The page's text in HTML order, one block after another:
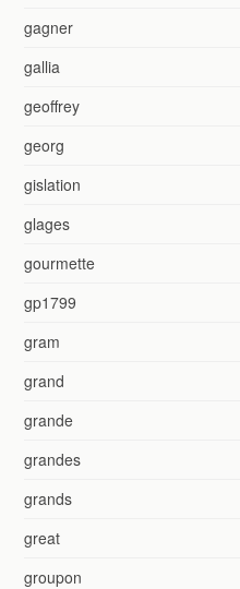
gagner
gallia
geoffrey
georg
gislation
glages
gourmette
gp1799
gram
grand
grande
grandes
grands
great
groupon